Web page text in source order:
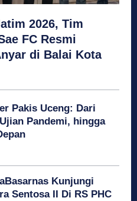
2026, Tim
FC Resmi
di Balai Kota
Pakis Uceng: Dari
Pandemi, hingga
Kunjungi
Sentosa II Di RS PHC